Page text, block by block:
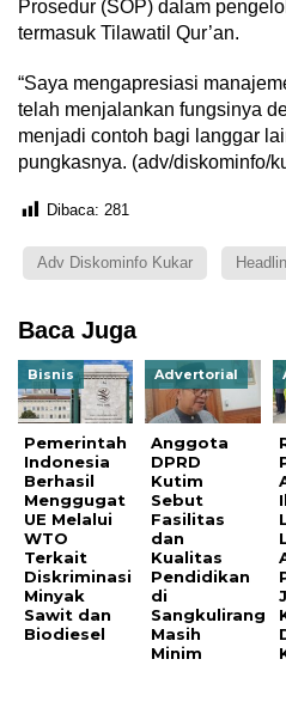
Prosedur (SOP) dalam
termasuk Tilawatil Qur’an.
“Saya mengapresiasi
telah menjalankan fungsinya
menjadi contoh bagi langgar
pungkasnya. (adv/diskominfo/
Dibaca: 281
Adv Diskominfo Kukar
Baca Juga
Bisnis
Pemerintah
Indonesia
Berhasil
Menggugat
UE Melalui
WTO
Terkait
Diskriminasi
Minyak
Sawit dan
Biodiesel
Advertorial
Anggota
DPRD
Kutim
Sebut
Fasilitas
dan
Kualitas
Pendidikan
di
Sangkulirang
Masih
Minim